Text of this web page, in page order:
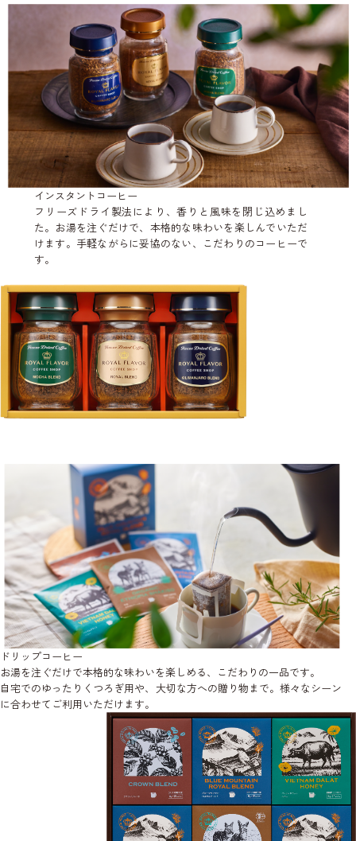
インスタントコーヒー
フリーズドライ製法により、香りと風味を閉じ込めまし
た。お湯を注ぐだけで、本格的な味わいを楽しんでいただ
けます。手軽ながらに妥協のない、こだわりのコーヒーで
す。
ドリップコーヒー
お湯を注ぐだけで本格的な味わいを楽しめる、こだわりの一品です。
自宅でのゆったりくつろぎ用や、大切な方への贈り物まで。様々なシーン
に合わせてご利用いただけます。